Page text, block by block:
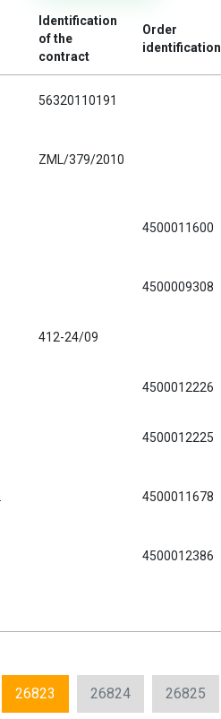
Identification
of the
contract
Order
identification
56320110191
ZML/379/2010
4500011600
4500009308
412-24/09
4500012226
4500012225
4500011678
4500012386
26823 26824 26825